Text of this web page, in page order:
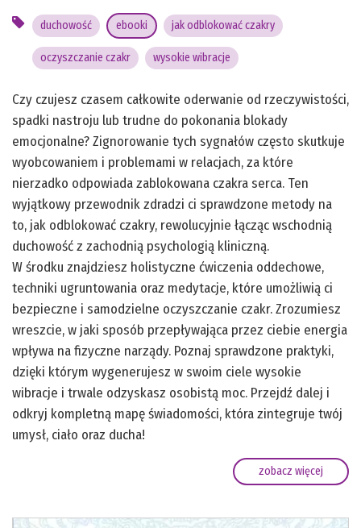
duchowość ebooki jak odblokować czakry
oczyszczanie czakr wysokie wibracje
Czy czujesz czasem całkowite oderwanie od rzeczywistości,
spadki nastroju lub trudne do pokonania blokady
emocjonalne? Zignorowanie tych sygnałów często skutkuje
wyobcowaniem i problemami w relacjach, za które
nierzadko odpowiada zablokowana czakra serca. Ten
wyjątkowy przewodnik zdradzi ci sprawdzone metody na
to, jak odblokować czakry, rewolucyjnie łącząc wschodnią
duchowość z zachodnią psychologią kliniczną.
W środku znajdziesz holistyczne ćwiczenia oddechowe,
techniki ugruntowania oraz medytacje, które umożliwią ci
bezpieczne i samodzielne oczyszczanie czakr. Zrozumiesz
wreszcie, w jaki sposób przepływająca przez ciebie energia
wpływa na fizyczne narządy. Poznaj sprawdzone praktyki,
dzięki którym wygenerujesz w swoim ciele wysokie
wibracje i trwale odzyskasz osobistą moc. Przejdź dalej i
odkryj kompletną mapę świadomości, która zintegruje twój
umysł, ciało oraz ducha!
zobacz więcej